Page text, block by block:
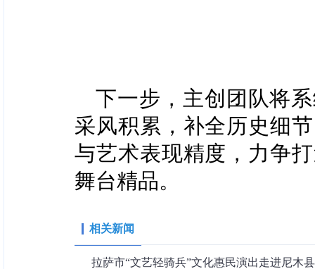
下一步，主创团队将
采风积累，补全历史细
与艺术表现精度，力争
舞台精品。
相关新闻
拉萨市“文艺轻骑兵”文化惠民演出走进尼木县